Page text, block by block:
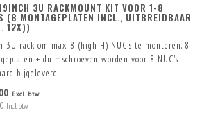
3U RACKMOUNT KIT VOOR 1-8
(8 MONTAGEPLATEN INCL., UITBREIDBAAR
12X))
3U rack om max. 8 (high H) NUC's te monteren. 8
+ duimschroeven worden voor 8 NUC's
bijgeleverd.
extra montageplaten kunnen er zelfs tot
K) NUC's gemonteerd worden.
Excl. btw
Incl. btw